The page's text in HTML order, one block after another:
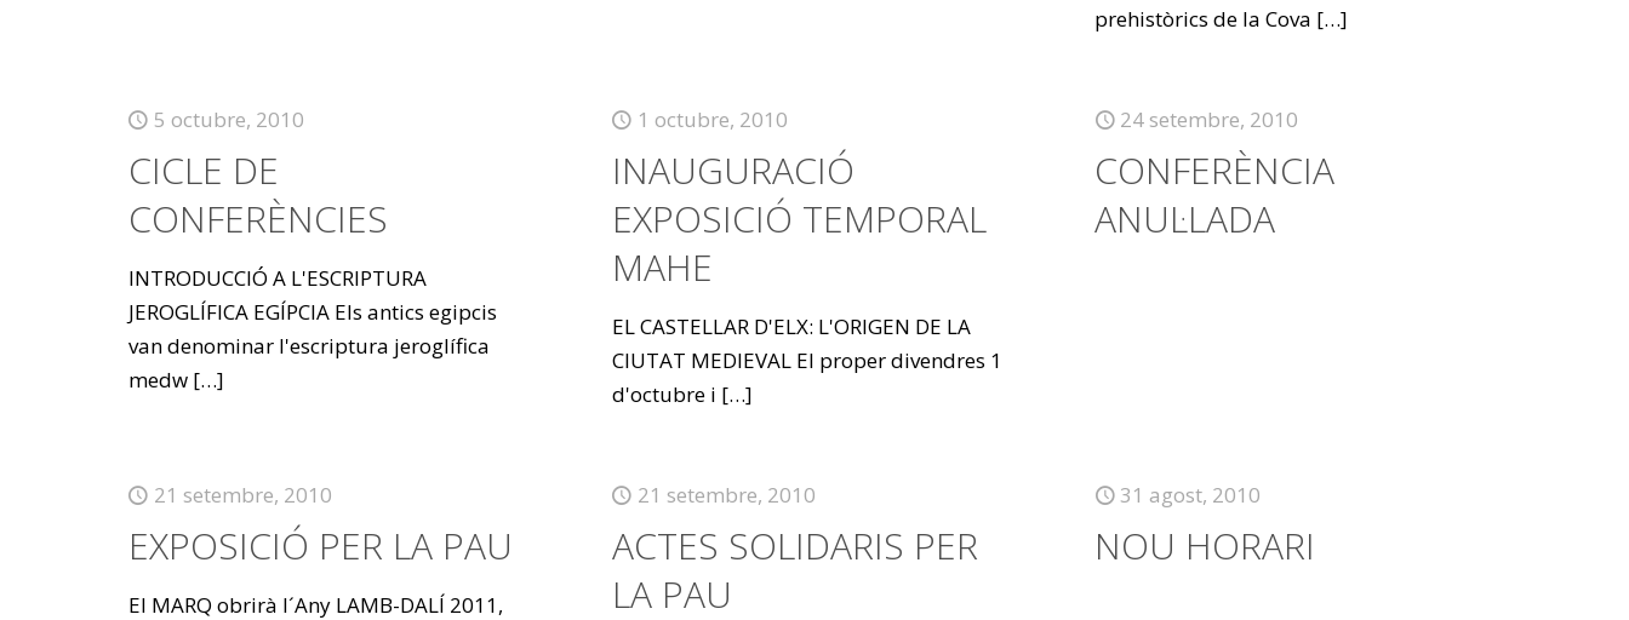
prehistòrics de la Cova […]
5 octubre, 2010
CICLE DE
CONFERÈNCIES
INTRODUCCIÓ A L'ESCRIPTURA
JEROGLÍFICA EGÍPCIA Els antics egipcis
van denominar l'escriptura jeroglífica
medw[…]
1 octubre, 2010
INAUGURACIÓ
EXPOSICIÓ TEMPORAL
MAHE
EL CASTELLAR D'ELX: L'ORIGEN DE LA
CIUTAT MEDIEVAL El proper divendres 1
d'octubre i […]
24 setembre, 2010
CONFERÈNCIA
ANUL·LADA
21 setembre, 2010
EXPOSICIÓ PER LA PAU
El MARQ obrirà l´Any LAMB-DALÍ 2011,
21 setembre, 2010
ACTES SOLIDARIS PER
LA PAU
31 agost, 2010
NOU HORARI